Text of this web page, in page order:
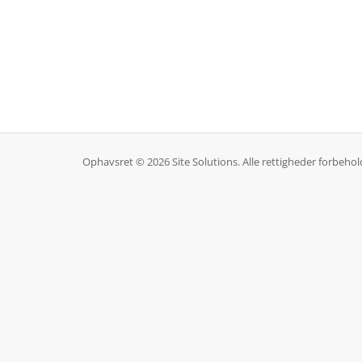
Ophavsret © 2026 Site Solutions. Alle rettigheder